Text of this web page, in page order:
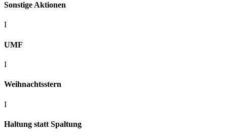
Sonstige Aktionen
I
UMF
I
Weihnachtsstern
I
Haltung statt Spaltung